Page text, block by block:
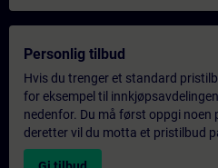
Personlig tilbud
Hvis du trenger et standard
for eksempel til
nedenfor. Du må først oppgi noen
deretter vil du motta et pristilbud